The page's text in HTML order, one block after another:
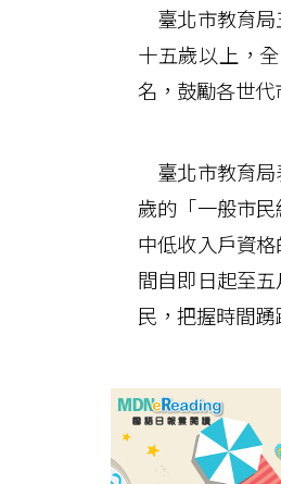
臺北市教育局
十五歲以上，
名，鼓勵各世代
臺北市教育局
歲的「一般市
中低收入戶資
間自即日起至
民，把握時間踴